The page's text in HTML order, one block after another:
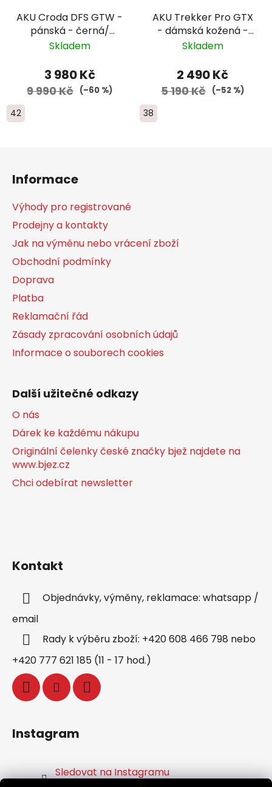
AKU Croda DFS GTW -
pánská - černá/
šedá/oranžová
Skladem
3 980 Kč
9 990 Kč (–60 %)
42
AKU Trekker Pro GTX
- dámská kožená -
šedá/světle modrá
Skladem
2 490 Kč
5 190 Kč (–52 %)
38
Informace
Výhody pro registrované
Prodejny a kontakty
Jak na výměnu nebo vrácení zboží
Obchodní podmínky
Doprava
Platba
Reklamační řád
Zásady zpracování osobních údajů
Informace o souborech cookies
Další užitečné odkazy
O nás
Dárek ke každému nákupu
Originální čelenky české značky bjež najdete na
www.bjez.cz
Chci odebírat newsletter
Kontakt
Objednávky, výměny, reklamace: whatsapp /
email
Rady k výběru zboží: +420 608 466 798 nebo
+420 777 621 185 (11 - 17 hod.)
Instagram
Sledovat na Instagramu